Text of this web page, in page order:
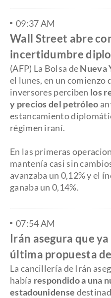
09:37 AM
Wall Street abre
incertidumbre
(AFP) La Bolsa deNueva
el lunes, en un comienzo
inversores perciben los
y precios del petróleo
estancamiento
régimen iraní.
​En las primeras
mantenía casi sin
avanzaba un 0,12% y el
ganaba un 0,14%.
07:54 AM
Irán asegura que
última propuesta
La cancillería de Irán
había respondido a una
estadounidense